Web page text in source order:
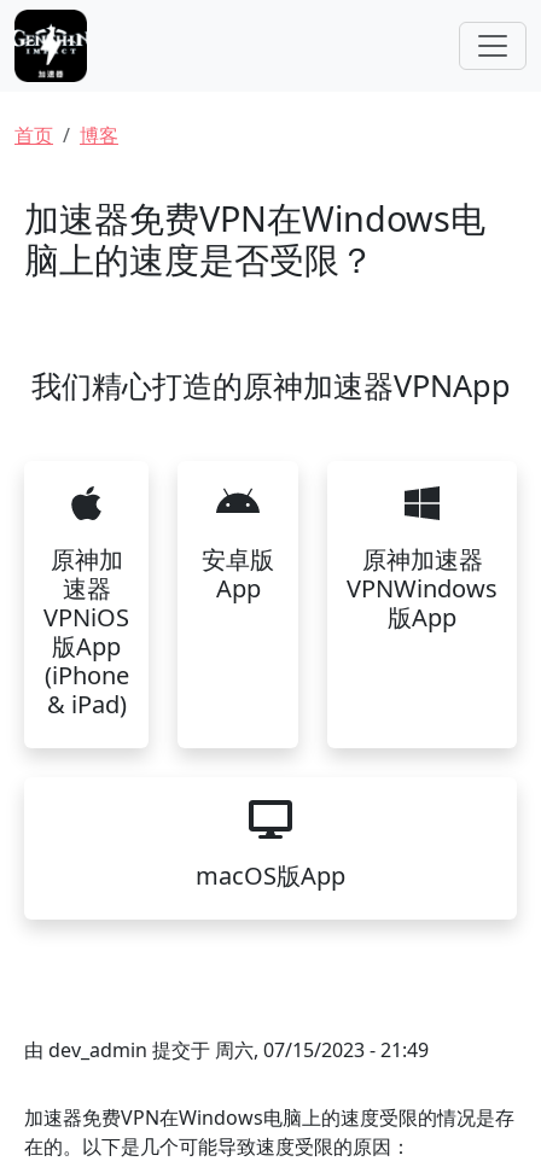
跳转到主要内容
面包屑
首页 博客
加速器免费VPN在Windows电
脑上的速度是否受限？
我们精心打造的原神加速器VPNApp
原神加
速器
VPNiOS
版App
(iPhone
& iPad)
安卓版
App
原神加速器
VPNWindows
版App
macOS版App
由 dev_admin 提交于 周六, 07/15/2023 - 21:49
加速器免费VPN在Windows电脑上的速度受限的情况是存
在的。以下是几个可能导致速度受限的原因：